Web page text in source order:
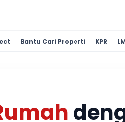
Bantu Cari Properti KPR